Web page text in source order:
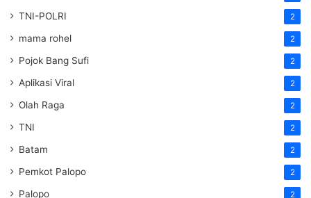
TNI-POLRI 2
mama rohel 2
Pojok Bang Sufi 2
Aplikasi Viral 2
Olah Raga 2
TNI 2
Batam 2
Pemkot Palopo 2
Palopo 2